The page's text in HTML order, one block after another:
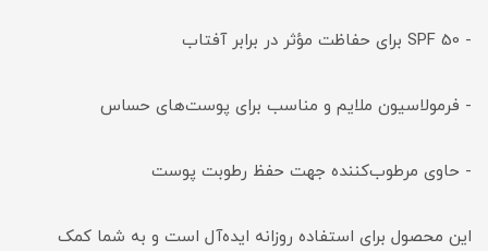
- SPF 50 برای حفاظت مؤثر در برابر آفتاب
- فرمولاسیون ملایم و مناسب برای پوست‌های حساس
- حاوی مرطوب‌کننده جهت حفظ رطوبت پوست
این محصول برای استفاده روزانه ایده‌آل است و به شما کمک